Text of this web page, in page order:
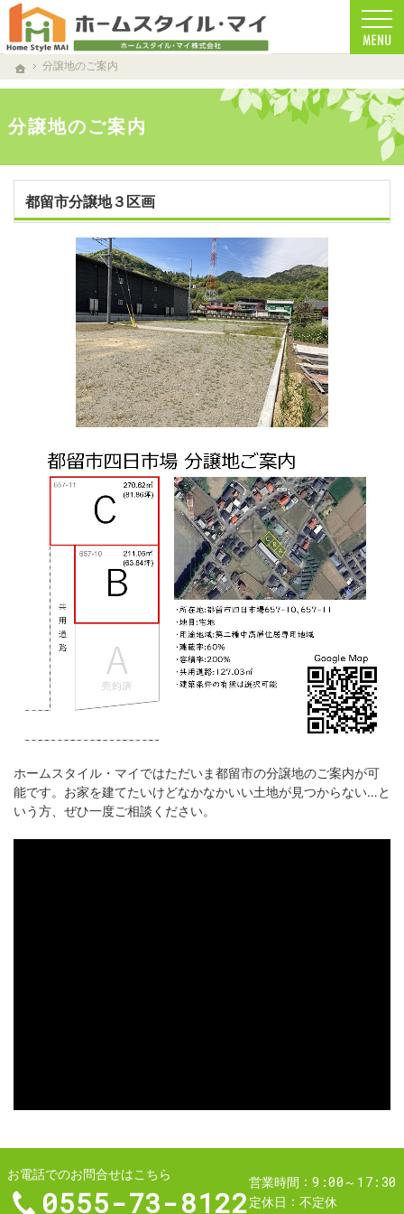
ホーム
分譲地のご案内
分譲地のご案内
南都留郡の注文住宅・新築戸建てを手がける工務店ならホームスタイルマイ
南都留郡で安心の一戸建て｜ホームスタイルマイ
都留市分譲地３区画
ホームスタイル・マイではただいま都留市の分譲地のご案内が可
能です。お家を建てたいけどなかなかいい土地が見つからない…と
いう方、ぜひ一度ご相談ください。
お電話でのお問合せはこちら
0555-73-8122
営業時間 9:00～17:30
定休日 不定休